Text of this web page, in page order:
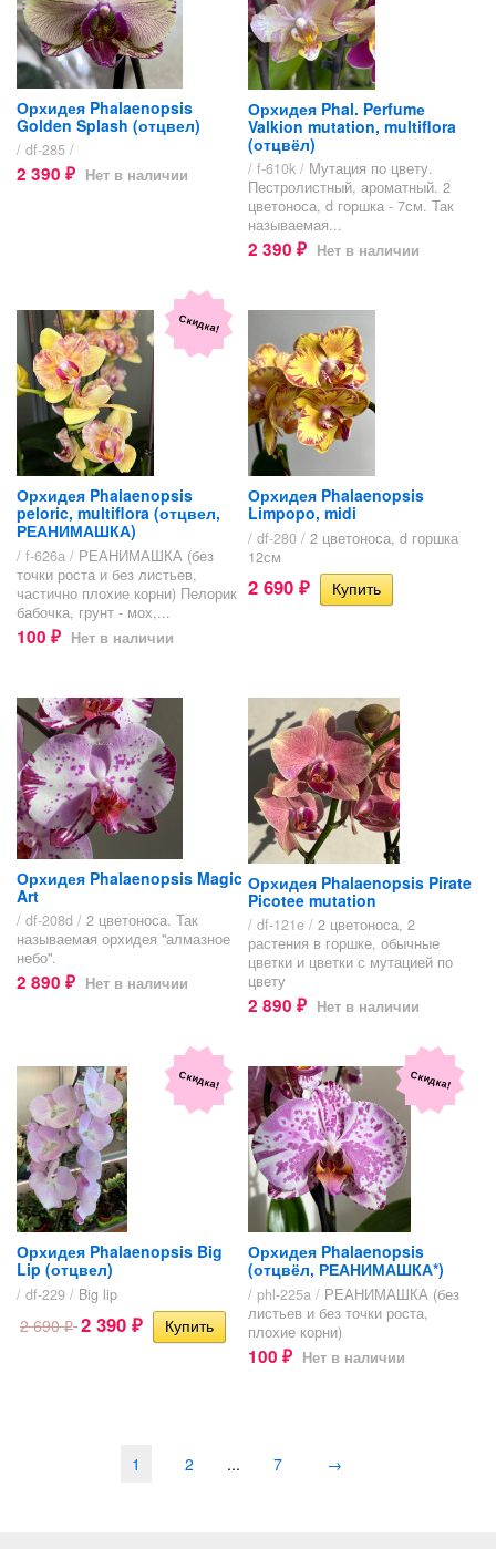
Орхидея Phalaenopsis
Golden Splash (отцвел)
/ df-285 /
2 390 ₽ Нет в наличии
Орхидея Phal. Perfumе
Valkion mutation, multiflora
(отцвёл)
/ f-610k / Мутация по цвету.
Пестролистный, ароматный. 2
цветоноса, d горшка - 7см. Так
называемая...
2 390 ₽ Нет в наличии
Скидка!
Орхидея Phalaenopsis
peloric, multiflora (отцвел,
РЕАНИМАШКА)
/ f-626а / РЕАНИМАШКА (без
точки роста и без листьев,
частично плохие корни) Пелорик
бабочка, грунт - мох,...
100 ₽ Нет в наличии
Орхидея Phalaenopsis
Limpopo, midi
/ df-280 / 2 цветоноса, d горшка
12см
2 690 ₽
Орхидея Phalaenopsis Magic
Art
/ df-208d / 2 цветоноса. Так
называемая орхидея "алмазное
небо".
2 890 ₽ Нет в наличии
Орхидея Phalaenopsis Pirate
Picotee mutation
/ df-121e / 2 цветоноса, 2
растения в горшке, обычные
цветки и цветки с мутацией по
цвету
2 890 ₽ Нет в наличии
Скидка!
Орхидея Phalaenopsis Big
Lip (отцвел)
/ df-229 / Big lip
2 690₽ 2 390 ₽
Скидка!
Орхидея Phalaenopsis
(отцвёл, РЕАНИМАШКА*)
/ phl-225a / РЕАНИМАШКА (без
листьев и без точки роста,
плохие корни)
100 ₽ Нет в наличии
1 2 ... 7 →